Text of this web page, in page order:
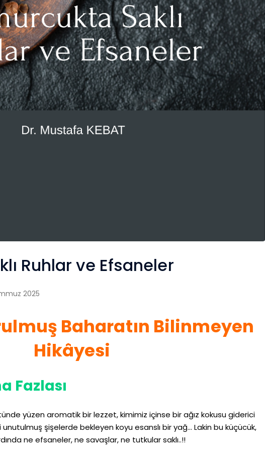
Ruhlar ve Efsaneler
2025
Baharatın Bilinmeyen
Hikâyesi
Fazlası
yüzen aromatik bir lezzet, kimimiz içinse bir ağız kokusu giderici
şişelerde bekleyen koyu esanslı bir yağ… Lakin bu küçücük,
ne efsaneler, ne savaşlar, ne tutkular saklı..!!